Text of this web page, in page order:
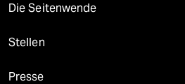
Die Seitenwende
Stellen
Presse